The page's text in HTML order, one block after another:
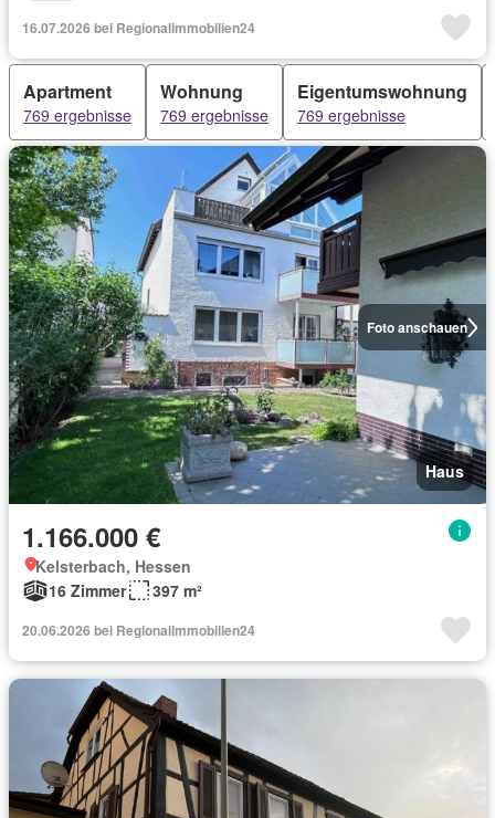
16.07.2026 bei Regionalimmobilien24
Apartment
769 ergebnisse
Wohnung
769 ergebnisse
Eigentumswohnung
769 ergebnisse
Foto anschauen
Haus
1.166.000 €
Kelsterbach, Hessen
16 Zimmer
397 m²
20.06.2026 bei Regionalimmobilien24